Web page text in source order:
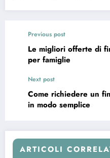
Previous post
Le migliori offerte di
per famiglie
Next post
Come richiedere un
in modo semplice
ARTICOLI